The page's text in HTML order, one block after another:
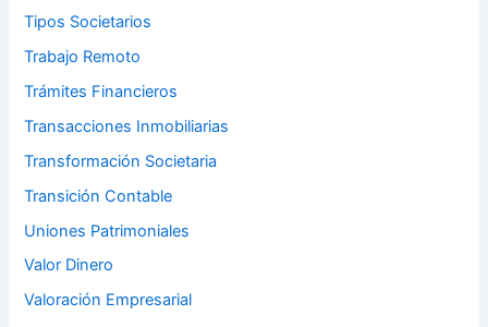
Tipos Societarios
Trabajo Remoto
Trámites Financieros
Transacciones Inmobiliarias
Transformación Societaria
Transición Contable
Uniones Patrimoniales
Valor Dinero
Valoración Empresarial